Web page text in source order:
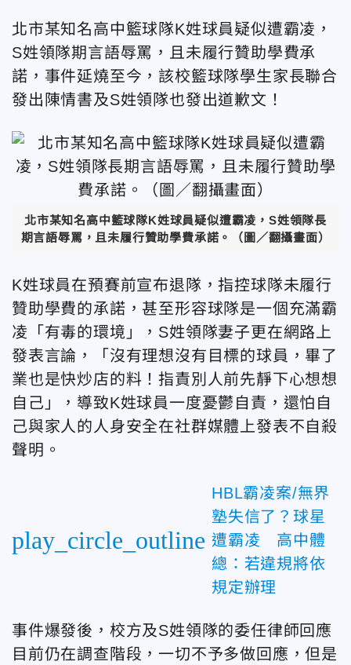
北市某知名高中籃球隊K姓球員疑似遭霸凌，
S姓領隊期言語辱罵，且未履行贊助學費承
諾，事件延燒至今，該校籃球隊學生家長聯合
發出陳情書及S姓領隊也發出道歉文！
北市某知名高中籃球隊K姓球員疑似遭霸凌，S姓領隊長
期言語辱罵，且未履行贊助學費承諾。（圖／翻攝畫面）
K姓球員在預賽前宣布退隊，指控球隊未履行
贊助學費的承諾，甚至形容球隊是一個充滿霸
凌「有毒的環境」，S姓領隊妻子更在網路上
發表言論，「沒有理想沒有目標的球員，畢了
業也是快炒店的料！指責別人前先靜下心想想
自己」，導致K姓球員一度憂鬱自責，還怕自
己與家人的人身安全在社群媒體上發表不自殺
聲明。
play_circle_outline
HBL霸凌案/無界
塾失信了？球星
遭霸凌 高中體
總：若違規將依
規定辦理
事件爆發後，校方及S姓領隊的委任律師回應
目前仍在調查階段，一切不予多做回應，但是